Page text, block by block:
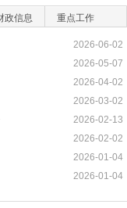
政信息 重点工作
2026-06-02
2026-05-07
2026-04-02
2026-03-02
2026-02-13
2026-02-02
2026-01-04
2026-01-04